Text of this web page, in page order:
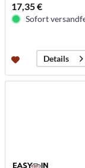
17,35 €
Sofort
Details